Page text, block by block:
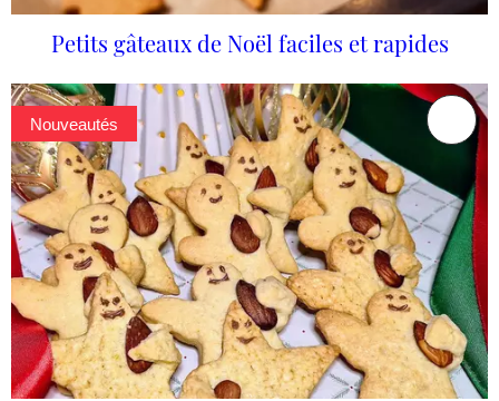
Petits gâteaux de Noël faciles et rapides
Nouveautés